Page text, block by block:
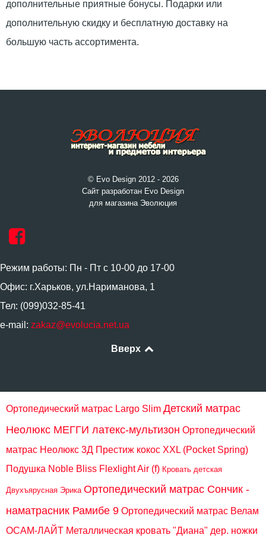
дополнительные приятные бонусы. Подарки или
дополнительную скидку и бесплатную доставку на
большую часть ассортимента.
© Evo Design 2012 - 2026
Сайт разработан Evo Design
для магазина Эволюция
Режим работы: Пн - Пт с 10-00 до 17-00
Офис: г.Харьков, ул.Нариманова, 1
Тел: (099)032-85-41
e-mail: zakaz@evolucia.net.ua
Вверх
Ортопедический матрас Largo Slim Детский матрас
Неолюкс МЕГГИ латекс-мультизон Ортопедический
матрас Неолюкс 3Д Престиж кокос XXL (Pocket Spring)
Подушка Noble Bliss Flexlight Air (f) Кровать детская
Двухъярусная Эрика Ортопедический матрас Сончик -
наматрасник Рамибе 9 Ортопедический матрас Велам
ОСАМ-ЛАЙТ Металлическая кровать "Диана" дер. ножки